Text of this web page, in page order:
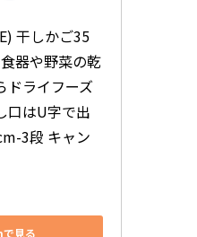
干しかご35
器や野菜の乾
ドライフーズ
口はU字で出
3段 キャン
見る